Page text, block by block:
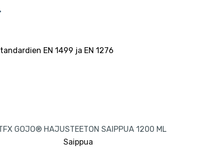
EN 1499 ja EN 1276
Saippua